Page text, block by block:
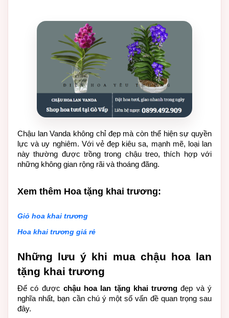
Chậu lan Vanda không chỉ đẹp mà còn thể hiện sự quyền
lực và uy nghiêm. Với vẻ đẹp kiêu sa, mạnh mẽ, loại lan
này thường được trồng trong chậu treo, thích hợp với
những không gian rộng rãi và thoáng đãng.
Xem thêm Hoa tặng khai trương:
Giỏ hoa khai trương
Hoa khai trương giá rẻ
Những lưu ý khi mua chậu hoa lan
tặng khai trương
Để có được chậu hoa lan tặng khai trương đẹp và ý
nghĩa nhất, bạn cần chú ý một số vấn đề quan trọng sau
đây.